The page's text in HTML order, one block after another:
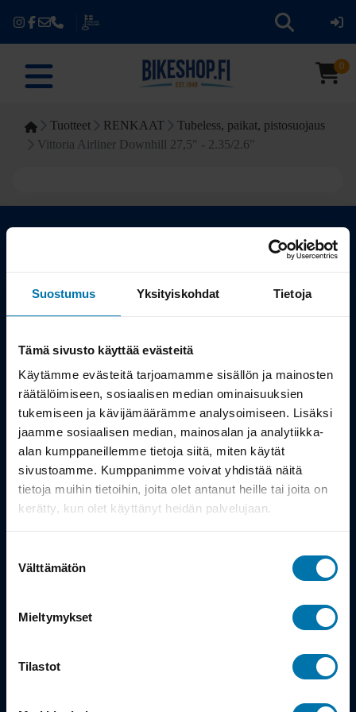
Suostumus Yksityiskohdat Tietoja
Tämä sivusto käyttää evästeitä
Käytämme evästeitä tarjoamamme sisällön ja mainosten
räätälöimiseen, sosiaalisen median ominaisuuksien
tukemiseen ja kävijämäärämme analysoimiseen. Lisäksi
jaamme sosiaalisen median, mainosalan ja analytiikka-
alan kumppaneillemme tietoja siitä, miten käytät
sivustoamme. Kumppanimme voivat yhdistää näitä
tietoja muihin tietoihin, joita olet antanut heille tai joita on
kerätty, kun olet käyttänyt heidän palvelujaan.
valinta
Välttämätön
Mieltymykset
Tilastot
0
Tuotteet RENKAAT
Tubeless, paikat, pistosuojaus
Vittoria Airliner Downhill 27,5" - 2.35/2.6"
Kauppa
Työsuhdepyörä
Info
Toimitus
Takuu ja palautukset